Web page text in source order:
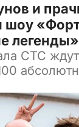
и
шоу
легенды»
СТС